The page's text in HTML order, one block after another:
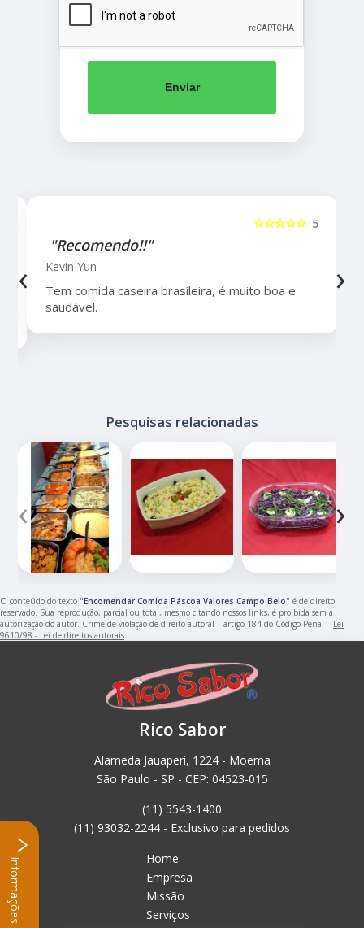
Enviar
5
☆☆☆☆☆
"Recomendo!!"
Kevin Yun
Tem comida caseira brasileira, é muito boa e
saudável.
‹ ›
Pesquisas relacionadas
‹ ›
O conteúdo do texto "Encomendar Comida Páscoa Valores Campo Belo" é de direito
reservado. Sua reprodução, parcial ou total, mesmo citando nossos links, é proibida sem a
autorização do autor. Crime de violação de direito autoral – artigo 184 do Código Penal – Lei
9610/98 - Lei de direitos autorais.
Rico Sabor
Alameda Jauaperi, 1224 - Moema
São Paulo - SP - CEP: 04523-015
(11) 5543-1400
(11) 93032-2244 - Exclusivo para pedidos
Home
Empresa
Missão
Serviços
Informações